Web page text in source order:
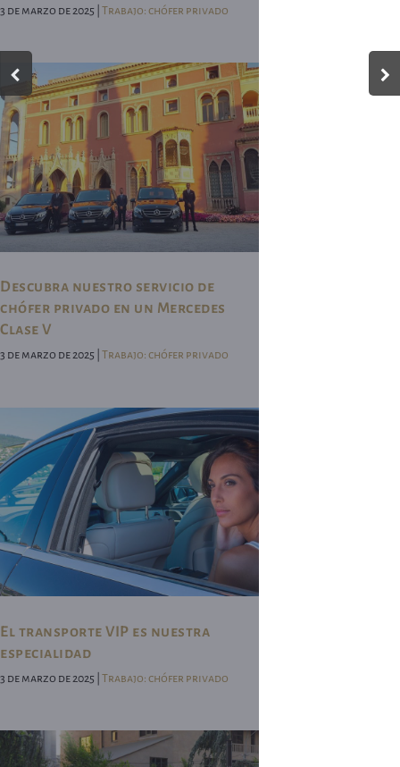
3 de marzo de 2025 | Trabajo: chófer privado
Descubra nuestro servicio de
chófer privado en un Mercedes
Clase V
3 de marzo de 2025 | Trabajo: chófer privado
El transporte VIP es nuestra
especialidad
3 de marzo de 2025 | Trabajo: chófer privado